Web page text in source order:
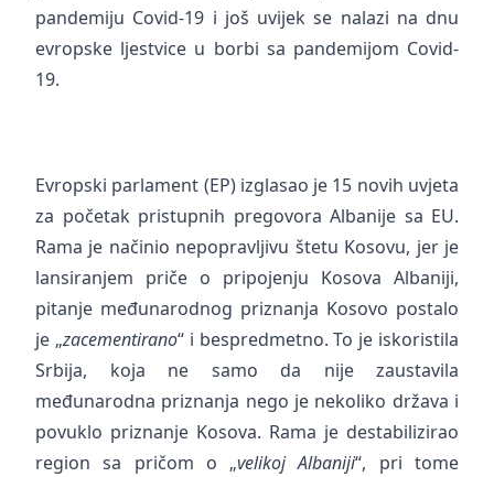
pandemiju Covid-19 i još uvijek se nalazi na dnu
evropske ljestvice u borbi sa pandemijom Covid-
19.
Evropski parlament (EP) izglasao je 15 novih uvjeta
za početak pristupnih pregovora Albanije sa EU.
Rama je načinio nepopravljivu štetu Kosovu, jer je
lansiranjem priče o pripojenju Kosova Albaniji,
pitanje međunarodnog priznanja Kosovo postalo
je „zacementirano“ i bespredmetno. To je iskoristila
Srbija, koja ne samo da nije zaustavila
međunarodna priznanja nego je nekoliko država i
povuklo priznanje Kosova. Rama je destabilizirao
region sa pričom o „velikoj Albaniji“, pri tome